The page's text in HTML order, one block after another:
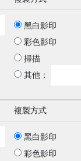
黑白影印
彩色影印
掃描
其他：
複製方式
黑白影印
彩色影印